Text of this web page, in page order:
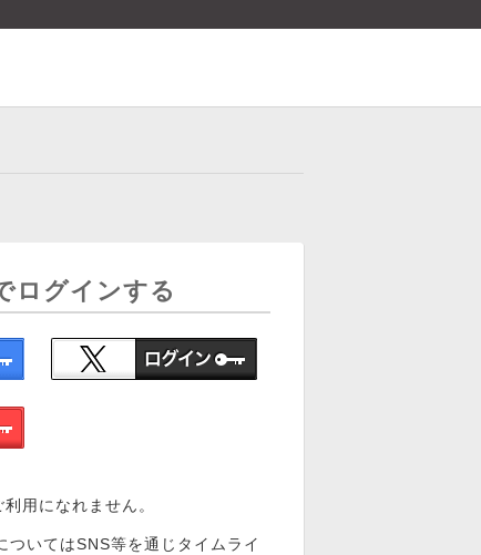
ログインする
用になれません。
ついてはSNS等を通じタイムライ